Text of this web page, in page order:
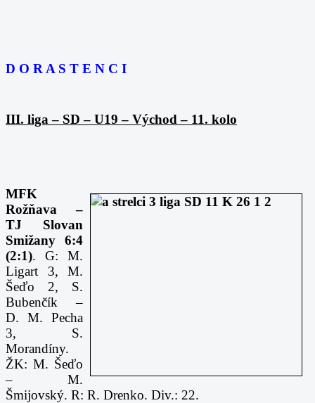
D O R A S T E N C I
III. liga – SD – U19 – Východ – 11. kolo
MFK
Rožňava –
TJ Slovan
Smižany 6:4
(2:1). G: M.
Ligart 3, M.
Šeďo 2, S.
Bubenčík –
D. M. Pecha
3, S.
Morandíny.
ŽK: M. Šeďo
– M.
Šmijovský. R: R. Drenko. Div.: 22.